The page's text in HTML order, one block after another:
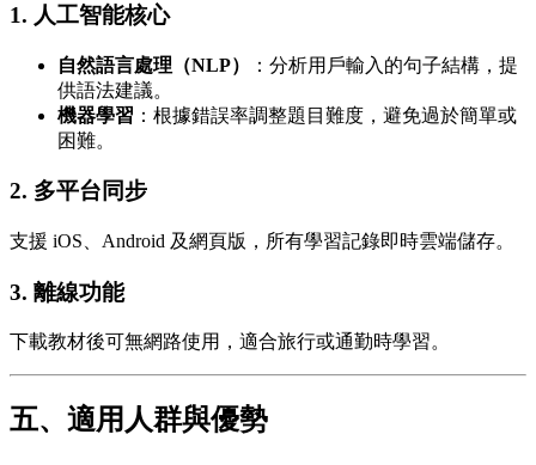
1. 人工智能核心
自然語言處理（NLP）
：分析用戶輸入的句子結構，提
供語法建議。
機器學習 ：根據錯誤率調整題目難度，避免過於簡單或
困難。
2. 多平台同步
支援 iOS、Android 及網頁版，所有學習記錄即時雲端儲存。
3. 離線功能
下載教材後可無網路使用，適合旅行或通勤時學習。
五、適用人群與優勢